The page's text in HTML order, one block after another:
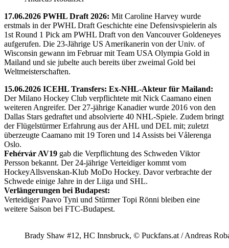
17.06.2026 PWHL Draft 2026: Mit Caroline Harvey wurde
erstmals in der PWHL Draft Geschichte eine Defensivspielerin als
1st Round 1 Pick am PWHL Draft von den Vancouver Goldeneyes
aufgerufen. Die 23-Jährige US Amerikanerin von der Univ. of
Wisconsin gewann im Februar mit Team USA Olympia Gold in
Mailand und sie jubelte auch bereits über zweimal Gold bei
Weltmeisterschaften.
15.06.2026 ICEHL Transfers: Ex-NHL-Akteur für Mailand:
Der Milano Hockey Club verpflichtete mit Nick Caamano einen
weiteren Angreifer. Der 27-jährige Kanadier wurde 2016 von den
Dallas Stars gedraftet und absolvierte 40 NHL-Spiele. Zudem bringt
der Flügelstürmer Erfahrung aus der AHL und DEL mit; zuletzt
überzeugte Caamano mit 19 Toren und 14 Assists bei Vålerenga
Oslo.
Fehérvár AV19 gab die Verpflichtung des Schweden Viktor
Persson bekannt. Der 24-jährige Verteidiger kommt vom
HockeyAllsvenskan-Klub MoDo Hockey. Davor verbrachte der
Schwede einige Jahre in der Liiga und SHL.
Verlängerungen bei Budapest:
Verteidiger Paavo Tyni und Stürmer Topi Rönni bleiben eine
weitere Saison bei FTC-Budapest.
Brady Shaw #12, HC Innsbruck, © Puckfans.at / Andreas